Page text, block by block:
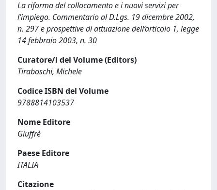
La riforma del collocamento e i nuovi servizi per
l’impiego. Commentario al D.Lgs. 19 dicembre 2002,
n. 297 e prospettive di attuazione dell’articolo 1, legge
14 febbraio 2003, n. 30
Curatore/i del Volume (Editors)
Tiraboschi, Michele
Codice ISBN del Volume
9788814103537
Nome Editore
Giuffrè
Paese Editore
ITALIA
Citazione